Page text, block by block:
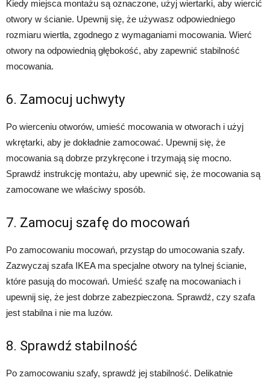
Kiedy miejsca montażu są oznaczone, użyj wiertarki, aby wiercić
otwory w ścianie. Upewnij się, że używasz odpowiedniego
rozmiaru wiertła, zgodnego z wymaganiami mocowania. Wierć
otwory na odpowiednią głębokość, aby zapewnić stabilność
mocowania.
6. Zamocuj uchwyty
Po wierceniu otworów, umieść mocowania w otworach i użyj
wkrętarki, aby je dokładnie zamocować. Upewnij się, że
mocowania są dobrze przykręcone i trzymają się mocno.
Sprawdź instrukcję montażu, aby upewnić się, że mocowania są
zamocowane we właściwy sposób.
7. Zamocuj szafę do mocowań
Po zamocowaniu mocowań, przystąp do umocowania szafy.
Zazwyczaj szafa IKEA ma specjalne otwory na tylnej ścianie,
które pasują do mocowań. Umieść szafę na mocowaniach i
upewnij się, że jest dobrze zabezpieczona. Sprawdź, czy szafa
jest stabilna i nie ma luzów.
8. Sprawdź stabilność
Po zamocowaniu szafy, sprawdź jej stabilność. Delikatnie